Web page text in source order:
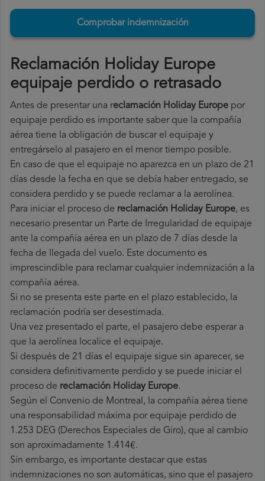
Comprobar indemnización
Reclamación Holiday Europe
equipaje perdido o retrasado
Antes de presentar una reclamación Holiday Europe por
equipaje perdido es importante saber que la compañía
aérea tiene la obligación de buscar el equipaje y
entregárselo al pasajero en el menor tiempo posible.
En caso de que el equipaje no aparezca en un plazo de 21
días desde la fecha en que se debía haber entregado, se
considera perdido y se puede reclamar a la aerolínea.
Para iniciar el proceso de reclamación Holiday Europe, es
necesario presentar un Parte de Irregularidad de equipaje
ante la compañía aérea en un plazo de 7 días desde la
fecha de llegada del vuelo. Este documento es
imprescindible para reclamar cualquier indemnización a la
compañía aérea.
Si no se presenta este parte en el plazo establecido, la
reclamación podría ser desestimada.
Una vez presentado el parte, el pasajero debe esperar a
que la aerolínea localice el equipaje.
Si después de 21 días el equipaje sigue sin aparecer, se
considera definitivamente perdido y se puede iniciar el
proceso de reclamación Holiday Europe.
Según el Convenio de Montreal, la compañía aérea tiene
una responsabilidad máxima por equipaje perdido de
1.253 DEG (Derechos Especiales de Giro), que al cambio
son aproximadamente 1.414€.
Sin embargo, es importante destacar que estas
indemnizaciones no son automáticas, sino que el pasajero